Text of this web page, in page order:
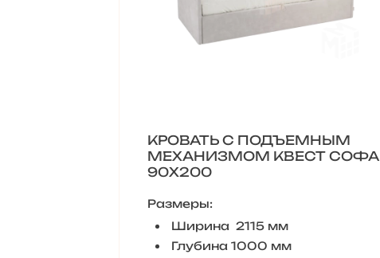
КРОВАТЬ С ПОДЪЕМНЫМ
МЕХАНИЗМОМ КВЕСТ СОФА
90Х200
Размеры:
Ширина 2115 мм
Глубина 1000 мм